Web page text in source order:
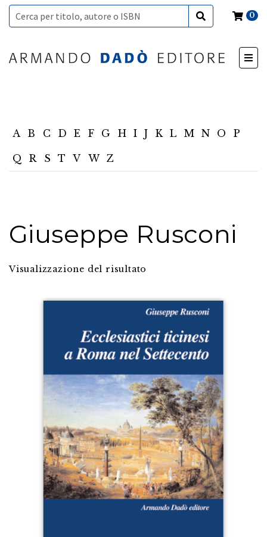
0
A B C D E F G H I J K L M N O P
Q R S T V W Z
Giuseppe Rusconi
Visualizzazione del risultato